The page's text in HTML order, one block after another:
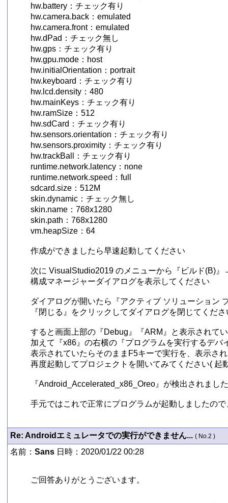
hw.battery：チェック有り
hw.camera.back：emulated
hw.camera.front：emulated
hw.dPad：チェック無し
hw.gps：チェック有り
hw.gpu.mode：host
hw.initialOrientation：portrait
hw.keyboard：チェック有り
hw.lcd.density：480
hw.mainKeys：チェック有り
hw.ramSize：512
hw.sdCard：チェック有り
hw.sensors.orientation：チェック有り
hw.sensors.proximity：チェック有り
hw.trackBall：チェック有り
runtime.network.latency：none
runtime.network.speed：full
sdcard.size：512M
skin.dynamic：チェック無し
skin.name：768x1280
skin.path：768x1280
vm.heapSize：64
作成ができましたら早速起動してください
次に VisualStudio2019 のメニューから『ビルド(B)
構成マネージャーダイアログを表示してください
ダイアログが開いたら『アクティブ ソリューション
『閉じる』をクリックしてダイアログを閉じてくださ
すると画面上部の『Debug』『ARM』と表示されて
加えて『x86』の右横の『プログラムを実行するデ
表示されていたらそのままF5キーで実行を、表示さ
再度起動してプロジェクトを開いてみてください(
『Android_Accelerated_x86_Oreo』が検出されまし
手元ではこれで正常にプログラムが起動しましたの
Re: Androidエミュレータでの実行ができません... ( No.2 )
名前： Sans日時：2020/01/22 00:28
ご回答ありがとうございます。